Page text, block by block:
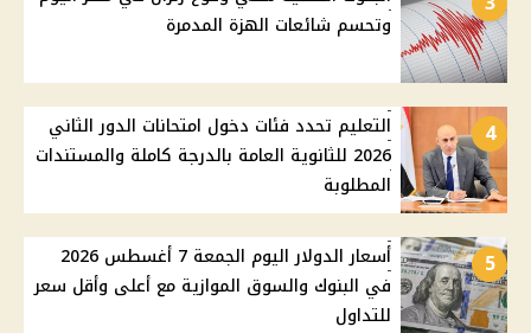
وتحسم شائعات الهزة المدمرة
4
التعليم تحدد فئات دخول امتحانات الدور الثاني
2026 للثانوية العامة بالدرجة كاملة والمستندات
المطلوبة
5
أسعار الدولار اليوم الجمعة 7 أغسطس 2026
في البنوك والسوق الموازية مع أعلى وأقل سعر
للتداول